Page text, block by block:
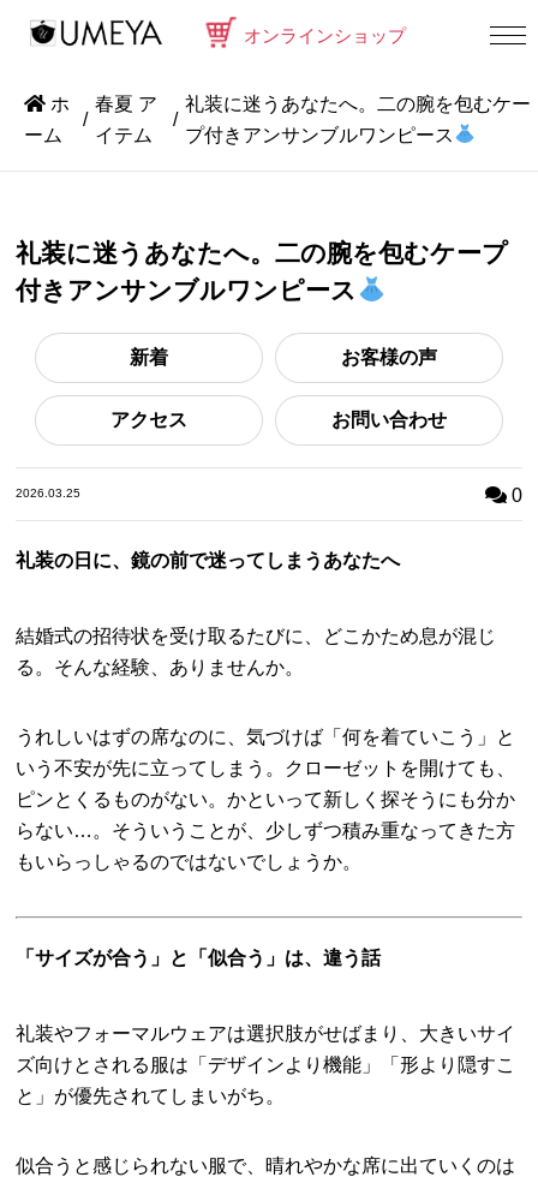
オンラインショップ
ホ
ーム
春夏 ア
イテム
礼装に迷うあなたへ。二の腕を包むケー
プ付きアンサンブルワンピース
礼装に迷うあなたへ。二の腕を包むケープ
付きアンサンブルワンピース
新着 お客様の声
アクセス お問い合わせ
2026.03.25 0
礼装の日に、鏡の前で迷ってしまうあなたへ
結婚式の招待状を受け取るたびに、どこかため息が混じ
る。そんな経験、ありませんか。
うれしいはずの席なのに、気づけば「何を着ていこう」と
いう不安が先に立ってしまう。クローゼットを開けても、
ピンとくるものがない。かといって新しく探そうにも分か
らない…。そういうことが、少しずつ積み重なってきた方
もいらっしゃるのではないでしょうか。
「サイズが合う」と「似合う」は、違う話
礼装やフォーマルウェアは選択肢がせばまり、大きいサイ
ズ向けとされる服は「デザインより機能」「形より隠すこ
と」が優先されてしまいがち。
似合うと感じられない服で、晴れやかな席に出ていくのは